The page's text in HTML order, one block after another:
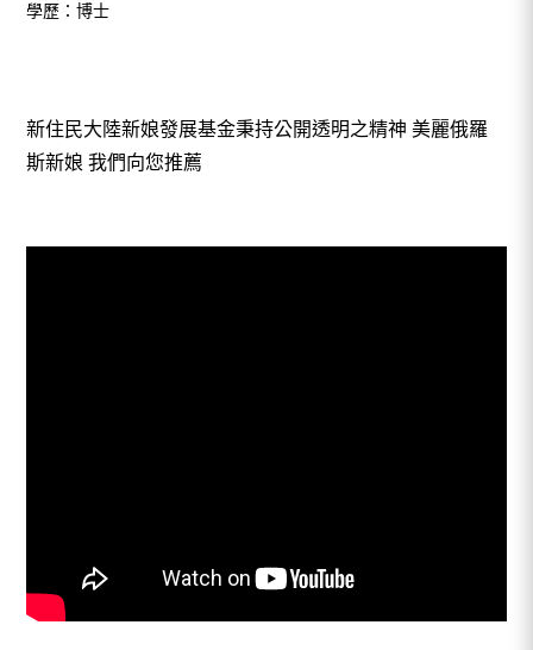
學歷：博士
新住民大陸新娘發展基金秉持公開透明之精神 美麗俄羅
斯新娘 我們向您推薦